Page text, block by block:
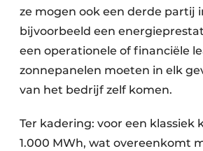
ze mogen ook een derde partij
bijvoorbeeld een
een operationele of financiële
zonnepanelen moeten in elk
van het bedrijf zelf komen.
Ter kadering: voor een klassiek
1.000 MWh, wat overeenkomt